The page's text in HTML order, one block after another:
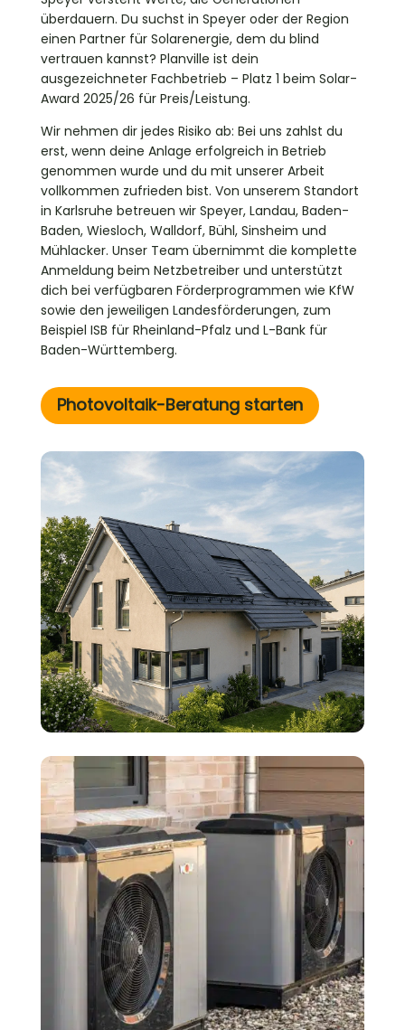
überdauern. Du suchst in Speyer oder der Region
einen Partner für Solarenergie, dem du blind
vertrauen kannst? Planville ist dein
ausgezeichneter Fachbetrieb – Platz 1 beim Solar-
Award 2025/26 für Preis/Leistung.
Wir nehmen dir jedes Risiko ab: Bei uns zahlst du
erst, wenn deine Anlage erfolgreich in Betrieb
genommen wurde und du mit unserer Arbeit
vollkommen zufrieden bist. Von unserem Standort
in Karlsruhe betreuen wir Speyer, Landau, Baden-
Baden, Wiesloch, Walldorf, Bühl, Sinsheim und
Mühlacker. Unser Team übernimmt die komplette
Anmeldung beim Netzbetreiber und unterstützt
dich bei verfügbaren Förderprogrammen wie KfW
sowie den jeweiligen Landesförderungen, zum
Beispiel ISB für Rheinland-Pfalz und L-Bank für
Baden-Württemberg.
Photovoltaik-Beratung starten